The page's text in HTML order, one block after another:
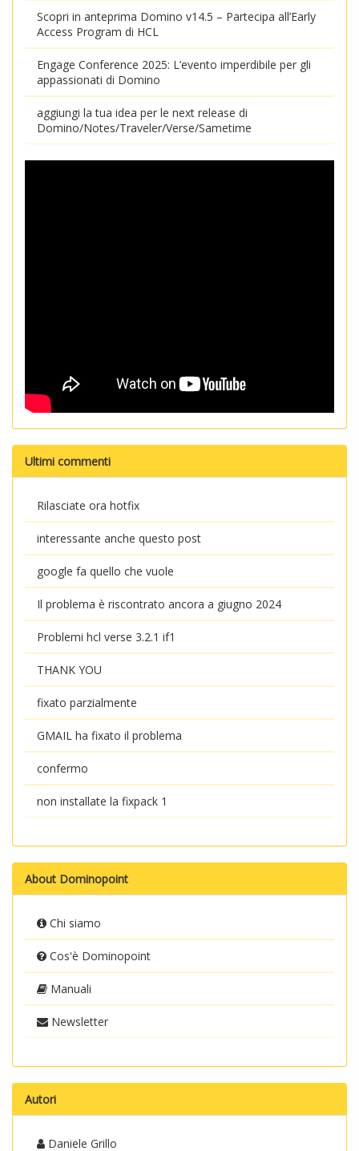
Scopri in anteprima Domino v14.5 – Partecipa all’Early
Access Program di HCL
Engage Conference 2025: L’evento imperdibile per gli
appassionati di Domino
aggiungi la tua idea per le next release di
Domino/Notes/Traveler/Verse/Sametime
Ultimi commenti
Rilasciate ora hotfix
interessante anche questo post
google fa quello che vuole
Il problema è riscontrato ancora a giugno 2024
Problemi hcl verse 3.2.1 if1
THANK YOU
fixato parzialmente
GMAIL ha fixato il problema
confermo
non installate la fixpack 1
About Dominopoint
Chi siamo
Cos'è Dominopoint
Manuali
Newsletter
Autori
Daniele Grillo